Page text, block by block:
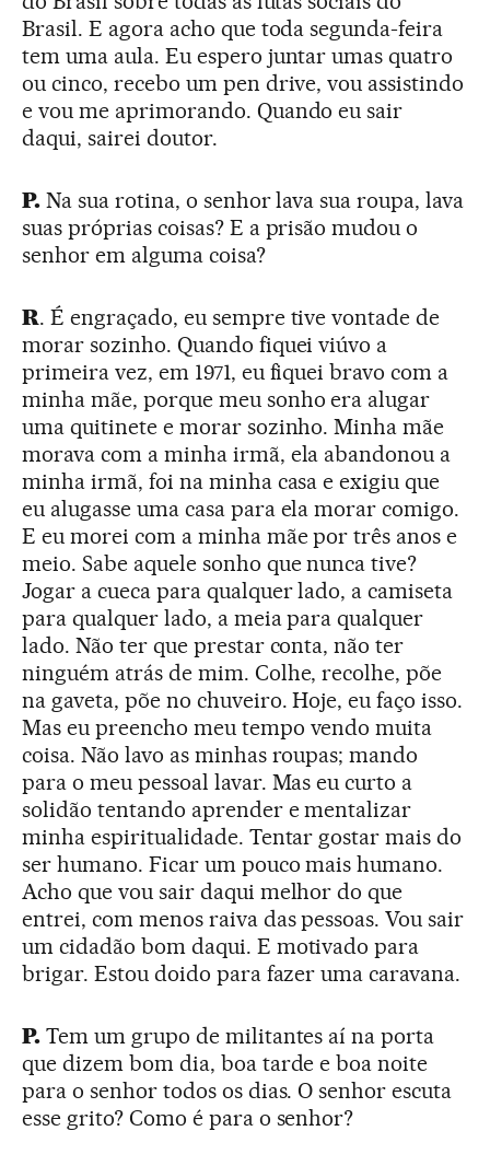
Brasil. E agora acho que toda segunda-feira
tem uma aula. Eu espero juntar umas quatro
ou cinco, recebo um pen drive, vou assistindo
e vou me aprimorando. Quando eu sair
daqui, sairei doutor.
P.Na sua rotina, o senhor lava sua roupa, lava
suas próprias coisas? E a prisão mudou o
senhor em alguma coisa?
R. É engraçado, eu sempre tive vontade de
morar sozinho. Quando fiquei viúvo a
primeira vez, em 1971, eu fiquei bravo com a
minha mãe, porque meu sonho era alugar
uma quitinete e morar sozinho. Minha mãe
morava com a minha irmã, ela abandonou a
minha irmã, foi na minha casa e exigiu que
eu alugasse uma casa para ela morar comigo.
E eu morei com a minha mãe por três anos e
meio. Sabe aquele sonho que nunca tive?
Jogar a cueca para qualquer lado, a camiseta
para qualquer lado, a meia para qualquer
lado. Não ter que prestar conta, não ter
ninguém atrás de mim. Colhe, recolhe, põe
na gaveta, põe no chuveiro. Hoje, eu faço isso.
Mas eu preencho meu tempo vendo muita
coisa. Não lavo as minhas roupas; mando
para o meu pessoal lavar. Mas eu curto a
solidão tentando aprender e mentalizar
minha espiritualidade. Tentar gostar mais do
ser humano. Ficar um pouco mais humano.
Acho que vou sair daqui melhor do que
entrei, com menos raiva das pessoas. Vou sair
um cidadão bom daqui. E motivado para
brigar. Estou doido para fazer uma caravana.
P.Tem um grupo de militantes aí na porta
que dizem bom dia, boa tarde e boa noite
para o senhor todos os dias. O senhor escuta
esse grito? Como é para o senhor?